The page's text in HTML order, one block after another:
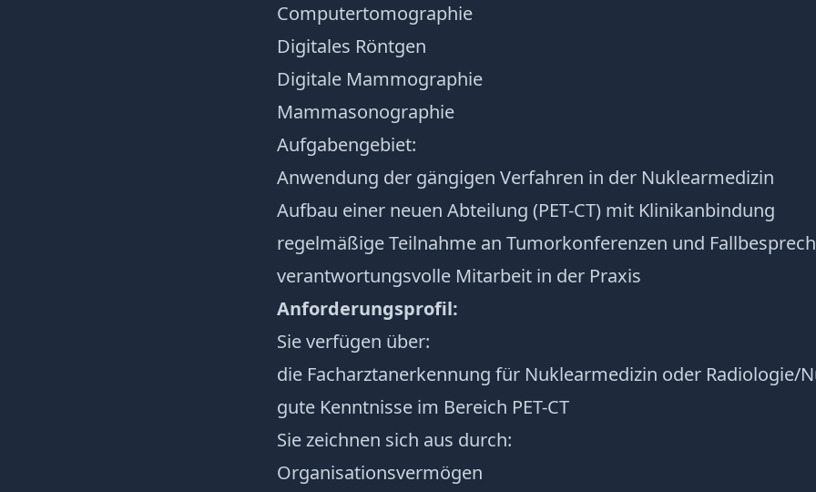
Computertomographie
Digitales Röntgen
Digitale Mammographie
Mammasonographie
Aufgabengebiet:
Anwendung der gängigen Verfahren in der Nuklearmedizin
Aufbau einer neuen Abteilung (PET-CT) mit Klinikanbindung
regelmäßige Teilnahme an Tumorkonferenzen und
verantwortungsvolle Mitarbeit in der Praxis
Anforderungsprofil:
Sie verfügen über:
die Facharztanerkennung für Nuklearmedizin oder Radiologie/
gute Kenntnisse im Bereich PET-CT
Sie zeichnen sich aus durch:
Organisationsvermögen